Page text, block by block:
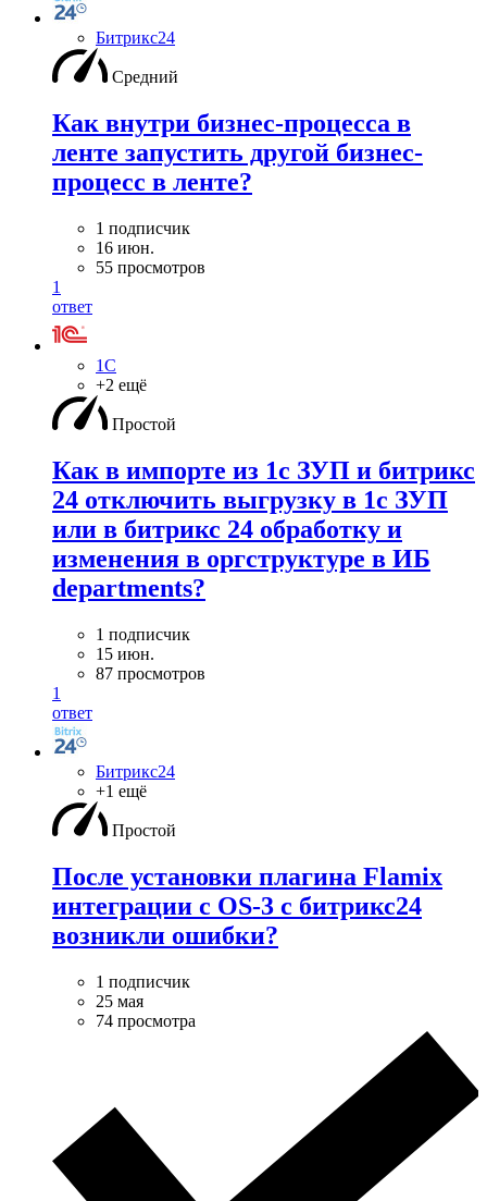
Битрикс24
Средний
Как внутри бизнес-процесса в
ленте запустить другой бизнес-
процесс в ленте?
1 подписчик
16 июн.
55 просмотров
1
ответ
1С
+2 ещё
Простой
Как в импорте из 1с ЗУП и битрикс
24 отключить выгрузку в 1с ЗУП
или в битрикс 24 обработку и
изменения в оргструктуре в ИБ
departments?
1 подписчик
15 июн.
87 просмотров
1
ответ
Битрикс24
+1 ещё
Простой
После установки плагина Flamix
интеграции с OS-3 с битрикс24
возникли ошибки?
1 подписчик
25 мая
74 просмотра